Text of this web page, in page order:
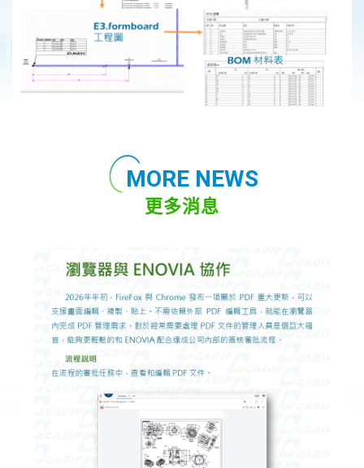
MORE NEWS
更多消息